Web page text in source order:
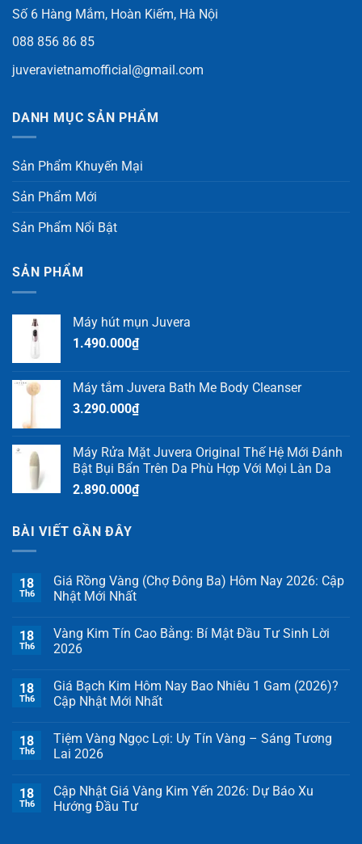
Số 6 Hàng Mắm, Hoàn Kiếm, Hà Nội
088 856 86 85
juveravietnamofficial@gmail.com
DANH MỤC SẢN PHẨM
Sản Phẩm Khuyến Mại
Sản Phẩm Mới
Sản Phẩm Nổi Bật
SẢN PHẨM
Máy hút mụn Juvera
1.490.000₫
Máy tắm Juvera Bath Me Body Cleanser
3.290.000₫
Máy Rửa Mặt Juvera Original Thế Hệ Mới Đánh
Bật Bụi Bẩn Trên Da Phù Hợp Với Mọi Làn Da
2.890.000₫
BÀI VIẾT GẦN ĐÂY
18
Th6
Giá Rồng Vàng (Chợ Đông Ba) Hôm Nay 2026: Cập
Nhật Mới Nhất
18
Th6
Vàng Kim Tín Cao Bằng: Bí Mật Đầu Tư Sinh Lời
2026
18
Th6
Giá Bạch Kim Hôm Nay Bao Nhiêu 1 Gam (2026)?
Cập Nhật Mới Nhất
18
Th6
Tiệm Vàng Ngọc Lợi: Uy Tín Vàng – Sáng Tương
Lai 2026
18
Th6
Cập Nhật Giá Vàng Kim Yến 2026: Dự Báo Xu
Hướng Đầu Tư